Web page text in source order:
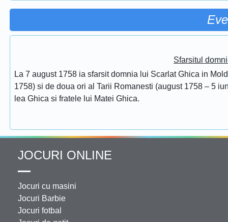
Sfarsitul
La 7 august 1758 ia sfarsit domnia lui Scarlat Ghica in
1758) si de doua ori al Tarii Romanesti (august 1758 – 5
lea Ghica si fratele lui Matei Ghica.
JOCURI ONLINE
Jocuri cu masini
Jocuri Barbie
Jocuri fotbal